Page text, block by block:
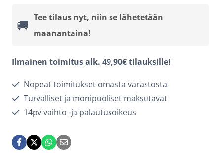
AR
-
Cam
autoosi
🚚 Tee tilaus nyt, niin se lähetetään
maanantaina!
Ilmainen toimitus alk. 49,90€ tilauksille!
Nopeat toimitukset omasta varastosta
Turvalliset ja monipuoliset maksutavat
14pv vaihto -ja palautusoikeus